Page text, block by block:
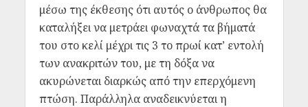
μέσω της έκθεσης ότι αυτός ο άνθρωπος θα
καταλήξει να μετράει φωναχτά τα βήματά
του στο κελί μέχρι τις 3 το πρωί κατ’ εντολή
των ανακριτών του, με τη δόξα να
ακυρώνεται διαρκώς από την επερχόμενη
πτώση. Παράλληλα αναδεικνύεται η